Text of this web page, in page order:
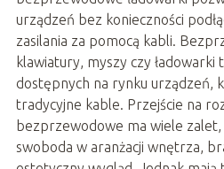
urządzeń bez konieczności
zasilania za pomocą kabli.
klawiatury, myszy czy
dostępnych na rynku urządzeń,
tradycyjne kable. Przejście na
bezprzewodowe ma wiele zalet,
swoboda w aranżacji wnętrza,